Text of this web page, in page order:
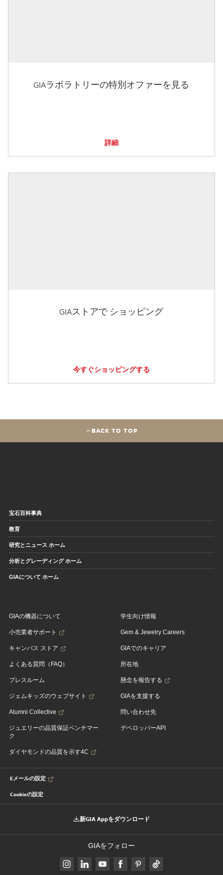
GIAラボラトリーの特別オファーを見る
詳細
GIAストアで ショッピング
今すぐショッピングする
BACK TO TOP
宝石百科事典
教育
研究とニュース ホーム
分析とグレーディング ホーム
GIAについて ホーム
GIAの機器について
小売業者サポート
キャンパス ストア
よくある質問（FAQ）
プレスルーム
ジェムキッズのウェブサイト
Alumni Collective
ジュエリーの品質保証ベンチマー
ク
ダイヤモンドの品質を示す4C
学生向け情報
Gem & Jewelry Careers
GIAでのキャリア
所在地
懸念を報告する
GIAを支援する
問い合わせ先
デベロッパーAPI
Eメールの設定
Cookieの設定
新GIA Appをダウンロード
GIAをフォロー